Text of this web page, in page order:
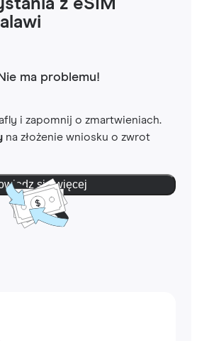
z eSIM
ma problemu!
i zapomnij o zmartwieniach.
na złożenie wniosku o zwrot
się więcej